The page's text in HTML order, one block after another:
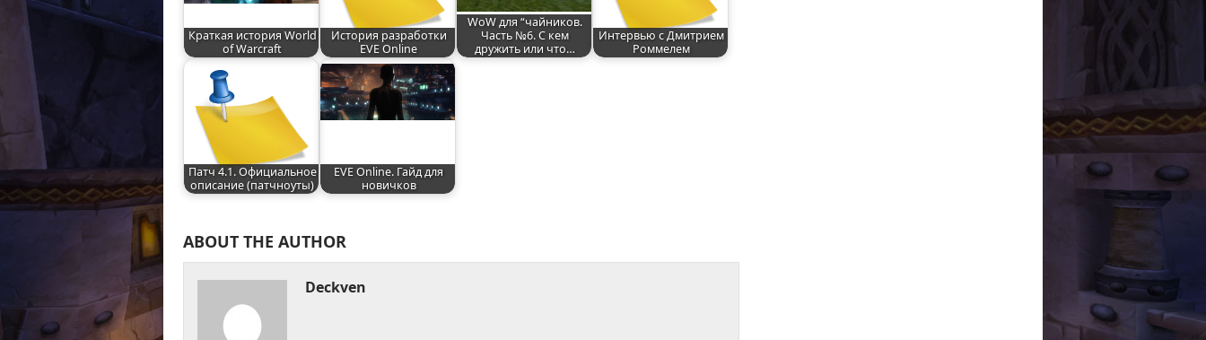
Краткая история World
of Warcraft
История разработки
EVE Online
WoW для “чайников.
Часть №6. C кем
дружить или что…
Интервью с Дмитрием
Роммелем
Патч 4.1. Официальное
описание (патчноуты)
EVE Online. Гайд для
новичков
ABOUT THE AUTHOR
Deckven